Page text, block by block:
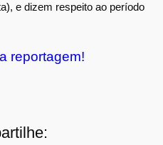
e dizem respeito ao período
reportagem!